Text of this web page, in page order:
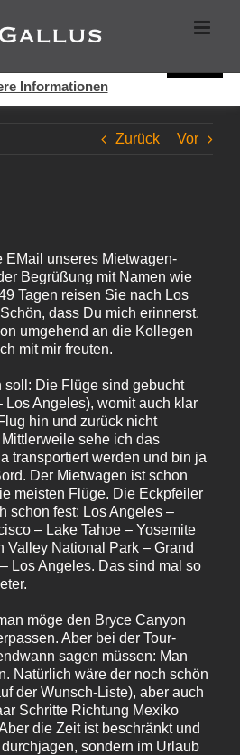
Zurück Vor
EMail unseres Mietwagen-
Begrüßung mit Namen wie
Tagen reisen Sie nach Los
dass Du mich erinnerst.
umgehend an die Kollegen
mit mir freuten.
soll: Die Flüge sind gebucht
Los Angeles), womit auch klar
hin und zurück nicht
sehe ich das
transportiert werden und bin ja
Der Mietwagen ist schon
meisten Flüge. Die Eckpfeiler
schon fest: Los Angeles –
– Lake Tahoe – Yosemite
Valley National Park – Grand
Los Angeles. Das sind mal so
möge den Bryce Canyon
Aber bei der Tour-
sagen müssen: Man
Natürlich wäre der noch schön
der Wunsch-Liste), aber auch
Schritte Richtung Mexiko
die Zeit ist beschränkt und
sondern im Urlaub
Seite bei der Bereitstellung der
dieser Webseite erklären Sie sich
Informationen